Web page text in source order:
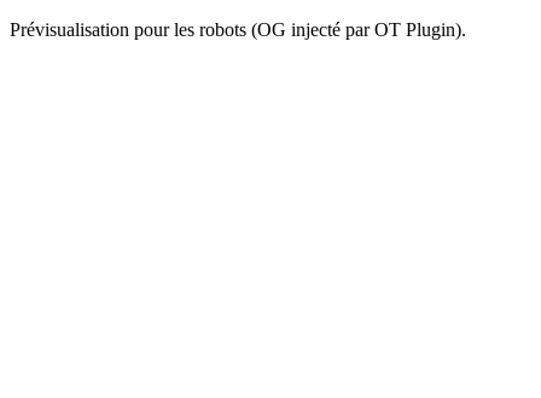
Prévisualisation pour les robots (OG injecté par OT Plugin).